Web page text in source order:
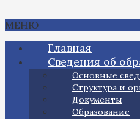
МЕНЮ
Главная
Сведения об
Основные
Структура и
Документы
Образование